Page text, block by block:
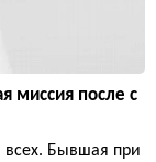
миссия после с
всех. Бывшая при